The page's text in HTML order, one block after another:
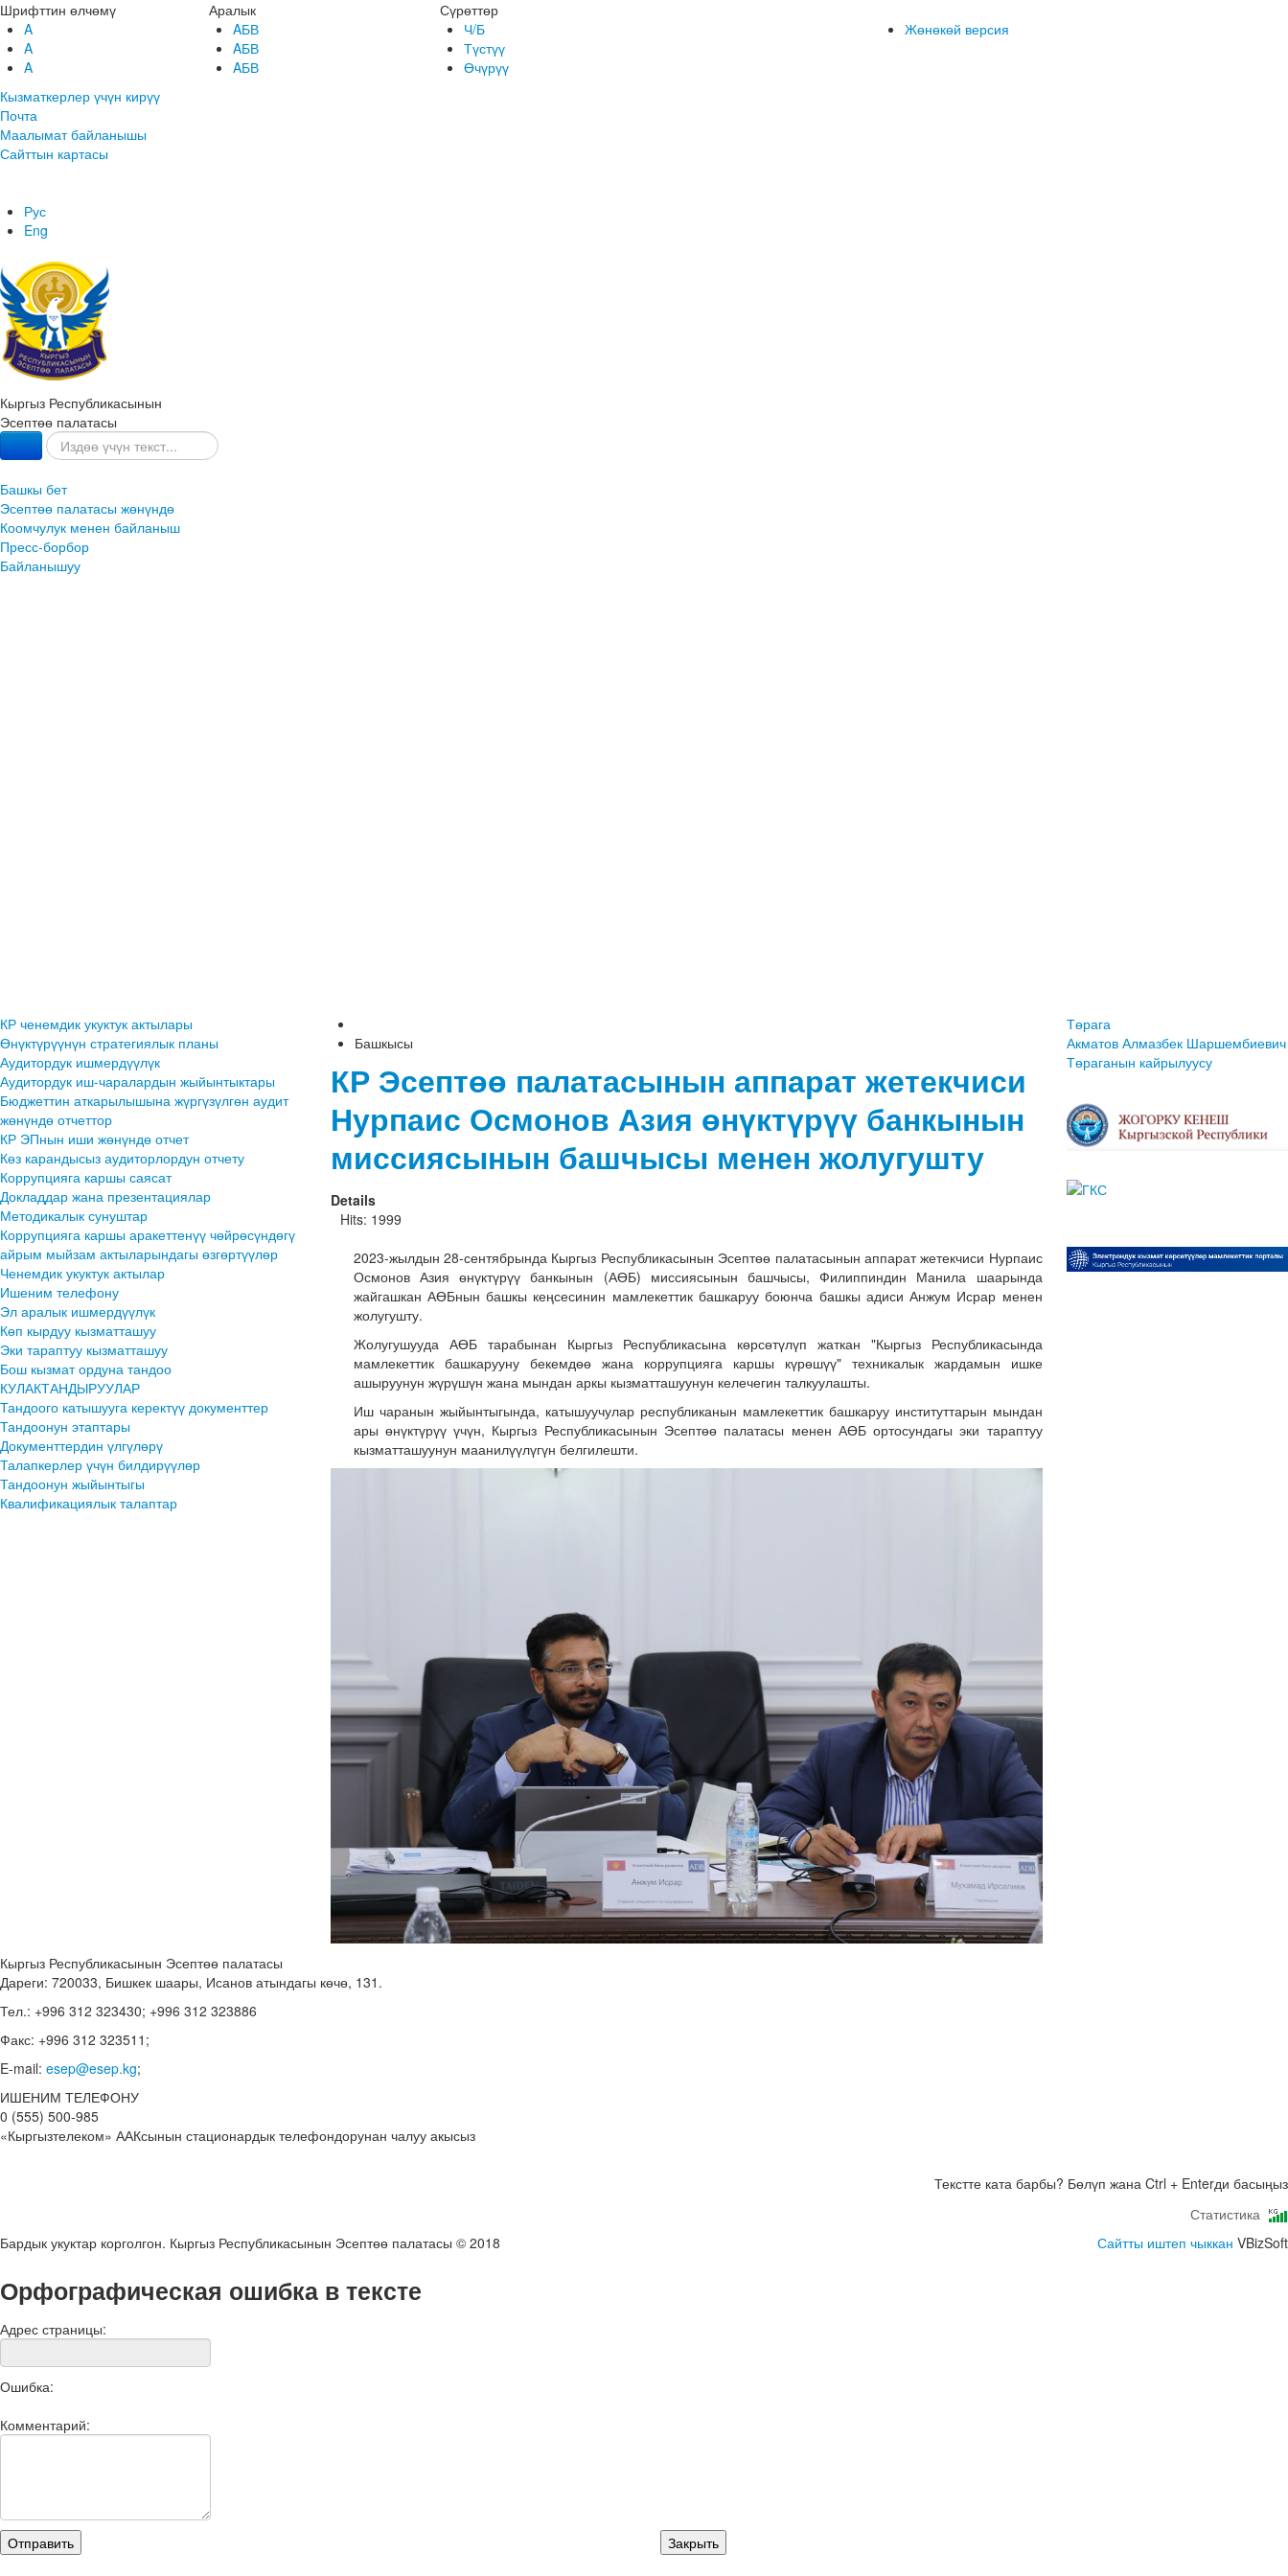
Шрифттин өлчөмү
A
A
A
Аралык
AБВ
AБВ
AБВ
Сүрөттөр
Ч/Б
Түстүү
Өчүрүү
Жөнөкөй версия
Кызматкерлер үчүн кирүү
Почта
Маалымат байланышы
Сайттын картасы
Рус
Eng
Кыргыз Республикасынын
Эсептөө палатасы
Башкы бет
Эсептөө палатасы жөнүндө
Коомчулук менен байланыш
Пресс-борбор
Байланышуу
КР ченемдик укуктук актылары
Өнүктүрүүнүн стратегиялык планы
Аудитордук ишмердүүлүк
Аудитордук иш-чаралардын жыйынтыктары
Бюджеттин аткарылышына жүргүзүлгөн аудит
жөнүндө отчеттор
КР ЭПнын иши жөнүндө отчет
Көз карандысыз аудиторлордун отчету
Коррупцияга каршы саясат
Докладдар жана презентациялар
Методикалык сунуштар
Коррупцияга каршы аракеттенүү чөйрөсүндөгү
айрым мыйзам актыларындагы өзгөртүүлөр
Ченемдик укуктук актылар
Ишеним телефону
Эл аралык ишмердүүлүк
Көп кырдуу кызматташуу
Эки тараптуу кызматташуу
Бош кызмат ордуна тандоо
КУЛАКТАНДЫРУУЛАР
Тандоого катышууга керектүү документтер
Тандоонун этаптары
Документтердин үлгүлөрү
Талапкерлер үчүн билдирүүлөр
Тандоонун жыйынтыгы
Квалификациялык талаптар
Башкысы
КР Эсептөө палатасынын аппарат жетекчиси
Нурпаис Осмонов Азия өнүктүрүү банкынын
миссиясынын башчысы менен жолугушту
Details
Hits: 1999
2023-жылдын 28-сентябрында Кыргыз Республикасынын Эсептөө палатасынын аппарат жетекчиси Нурпаис
Осмонов Азия өнүктүрүү банкынын (АӨБ) миссиясынын башчысы, Филиппиндин Манила шаарында
жайгашкан АӨБнын башкы кеңсесинин мамлекеттик башкаруу боюнча башкы адиси Анжум Исрар менен
жолугушту.
Жолугушууда АӨБ тарабынан Кыргыз Республикасына көрсөтүлүп жаткан "Кыргыз Республикасында
мамлекеттик башкарууну бекемдөө жана коррупцияга каршы күрөшүү" техникалык жардамын ишке
ашыруунун жүрүшүн жана мындан аркы кызматташуунун келечегин талкуулашты.
Иш чаранын жыйынтыгында, катышуучулар республиканын мамлекеттик башкаруу институттарын мындан
ары өнүктүрүү үчүн, Кыргыз Республикасынын Эсептөө палатасы менен АӨБ ортосундагы эки тараптуу
кызматташуунун маанилүүлүгүн белгилешти.
Төрага
Акматов Алмазбек Шаршембиевич
Төраганын кайрылуусу
Кыргыз Республикасынын Эсептөө палатасы
Дареги: 720033, Бишкек шаары, Исанов атындагы көчө, 131.
Тел.: +996 312 323430; +996 312 323886
Факс: +996 312 323511;
E-mail: esep@esep.kg;
ИШЕНИМ ТЕЛЕФОНУ
0 (555) 500-985
«Кыргызтелеком» ААКсынын стационардык телефондорунан чалуу акысыз
Текстте ката барбы? Бөлүп жана Ctrl + Enterди басыңыз
Статистика
Бардык укуктар корголгон. Кыргыз Республикасынын Эсептөө палатасы © 2018
Сайтты иштеп чыккан VBizSoft
Орфографическая ошибка в тексте
Адрес страницы:
Ошибка:
Комментарий: